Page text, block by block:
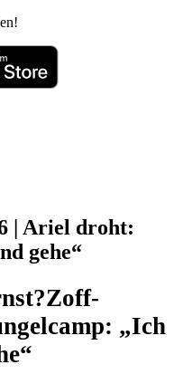
| Ariel droht:
gehe“
Zoff-
„Ich